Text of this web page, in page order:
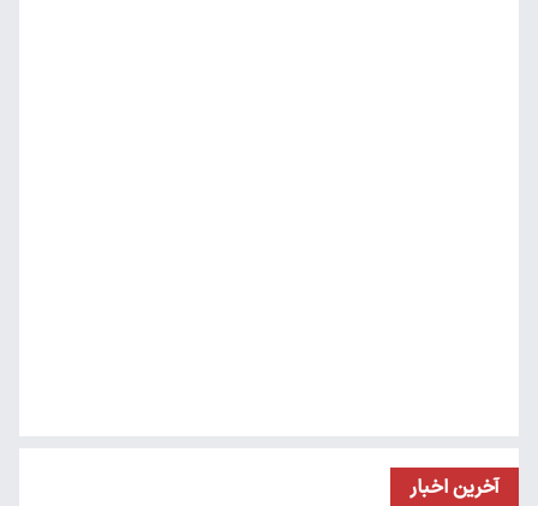
آخرین اخبار